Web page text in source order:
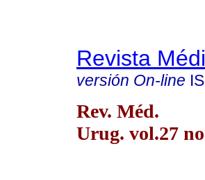
Revista
versión On-line
Rev. Méd.
Urug. vol.27